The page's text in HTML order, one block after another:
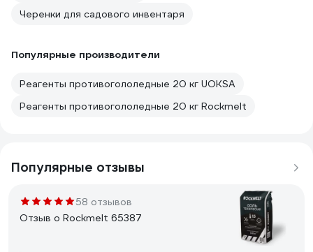
Черенки для садового инвентаря
Популярные производители
Реагенты противогололедные 20 кг UOKSA
Реагенты противогололедные 20 кг Rockmelt
Популярные отзывы
58 отзывов
Отзыв о Rockmelt 65387